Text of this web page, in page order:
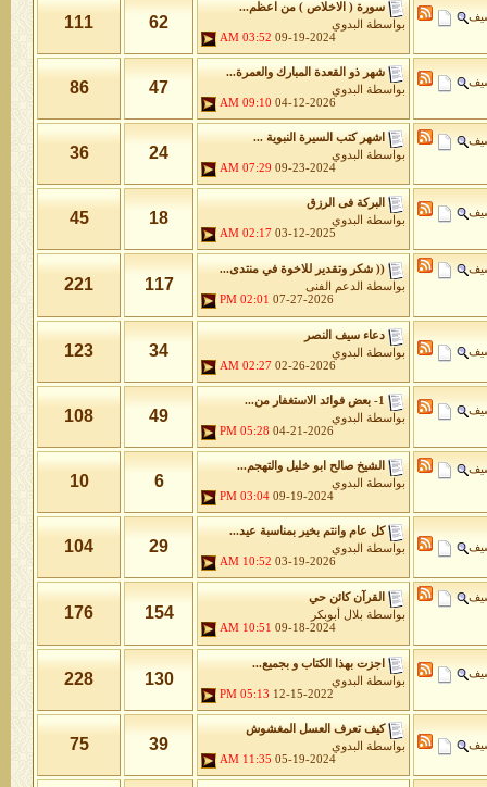
سورة ( الاخلاص ) من اعظم...
بواسطة
البدوي
09-19-2024
03:52 AM
62
111
شهر ذو القعدة المبارك والعمرة...
بواسطة
البدوي
04-12-2026
09:10 AM
47
86
اشهر كتب السيرة النبوية ...
بواسطة
البدوي
09-23-2024
07:29 AM
24
36
البركة فى الرزق
بواسطة
البدوي
03-12-2025
02:17 AM
18
45
(( شكر وتقدير للاخوة في منتدى...
بواسطة
الدعم الفنى
07-27-2026
02:01 PM
117
221
دعاء سيف النصر
بواسطة
البدوي
02-26-2026
02:27 AM
34
123
1- بعض فوائد الاستغفار من...
بواسطة
البدوي
04-21-2026
05:28 PM
49
108
الشيخ صالح ابو خليل والتهجم...
بواسطة
البدوي
09-19-2024
03:04 PM
6
10
كل عام وانتم بخير بمناسبة عيد...
بواسطة
البدوي
03-19-2026
10:52 AM
29
104
القرآن كائن حي
بواسطة بلال أبوبكر
09-18-2024
10:51 AM
154
176
اجزت بهذا الكتاب و بجميع...
بواسطة
البدوي
12-15-2022
05:13 PM
130
228
كيف تعرف العسل المغشوش
بواسطة
البدوي
05-19-2024
11:35 AM
39
75